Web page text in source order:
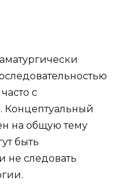
с
Концептуальный
на общую тему
быть
не следовать